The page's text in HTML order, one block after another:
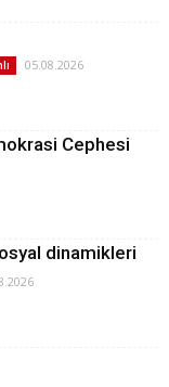
05.08.2026
Cephesi
dinamikleri